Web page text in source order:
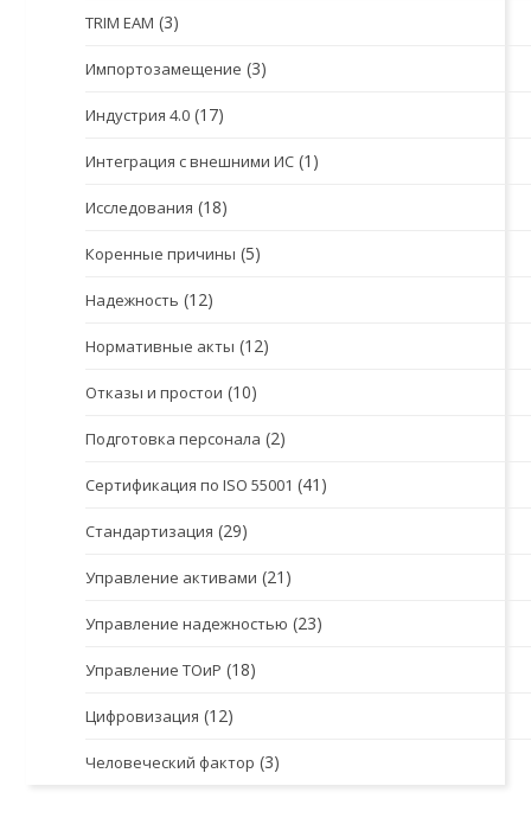
TRIM EAM (3)
Импортозамещение (3)
Индустрия 4.0 (17)
Интеграция с внешними ИС (1)
Исследования (18)
Коренные причины (5)
Надежность (12)
Нормативные акты (12)
Отказы и простои (10)
Подготовка персонала (2)
Сертификация по ISO 55001 (41)
Стандартизация (29)
Управление активами (21)
Управление надежностью (23)
Управление ТОиР (18)
Цифровизация (12)
Человеческий фактор (3)